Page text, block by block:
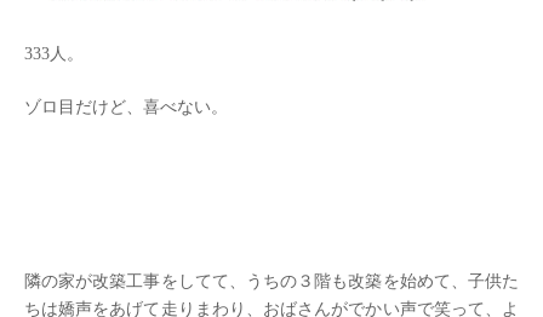
333人。
ゾロ目だけど、喜べない。
隣の家が改築工事をしてて、うちの３階も改築を始めて、子供た
ちは嬌声をあげて走りまわり、おばさんがでかい声で笑って、よ